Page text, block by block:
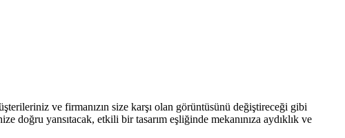
ve firmanızın size karşı olan görüntüsünü değiştireceği gibi
doğru yansıtacak, etkili bir tasarım eşliğinde mekanınıza aydıklık ve